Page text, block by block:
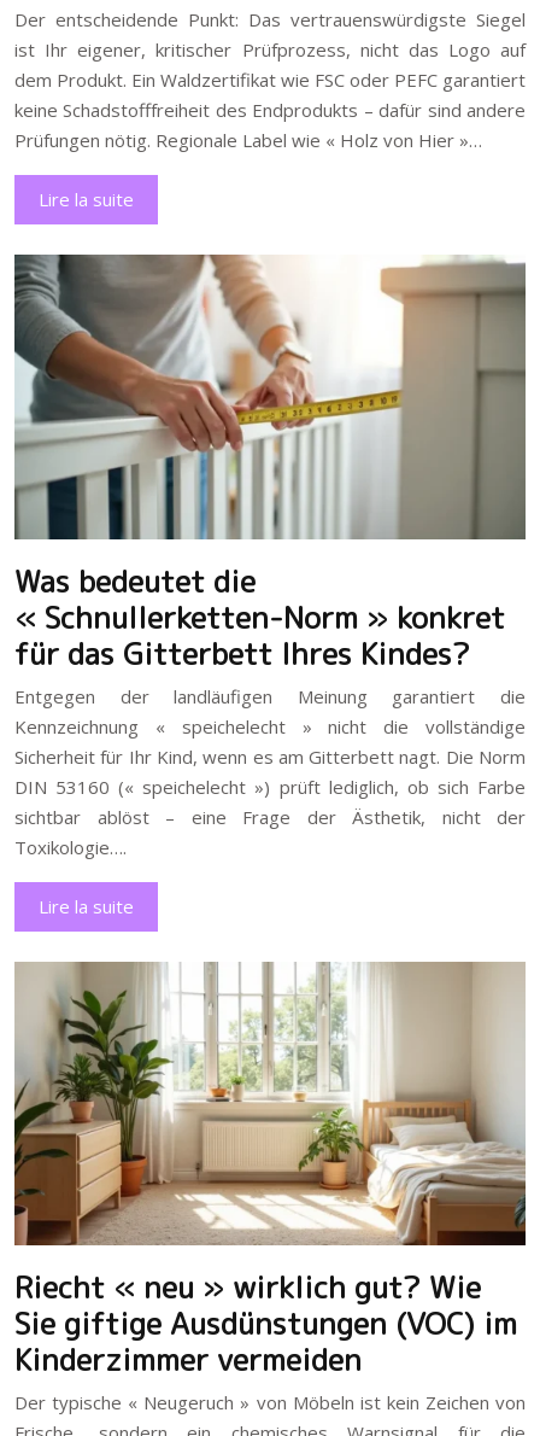
Der entscheidende Punkt: Das vertrauenswürdigste Siegel
ist Ihr eigener, kritischer Prüfprozess, nicht das Logo auf
dem Produkt. Ein Waldzertifikat wie FSC oder PEFC garantiert
keine Schadstofffreiheit des Endprodukts – dafür sind andere
Prüfungen nötig. Regionale Label wie « Holz von Hier »…
Lire la suite
Was bedeutet die
« Schnullerketten-Norm » konkret
für das Gitterbett Ihres Kindes?
Entgegen der landläufigen Meinung garantiert die
Kennzeichnung « speichelecht » nicht die vollständige
Sicherheit für Ihr Kind, wenn es am Gitterbett nagt. Die Norm
DIN 53160 (« speichelecht ») prüft lediglich, ob sich Farbe
sichtbar ablöst – eine Frage der Ästhetik, nicht der
Toxikologie….
Lire la suite
Riecht « neu » wirklich gut? Wie
Sie giftige Ausdünstungen (VOC) im
Kinderzimmer vermeiden
Der typische « Neugeruch » von Möbeln ist kein Zeichen von